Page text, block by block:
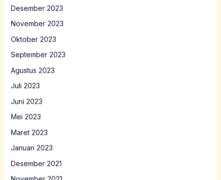
Desember 2023
November 2023
Oktober 2023
September 2023
Agustus 2023
Juli 2023
Juni 2023
Mei 2023
Maret 2023
Januari 2023
Desember 2021